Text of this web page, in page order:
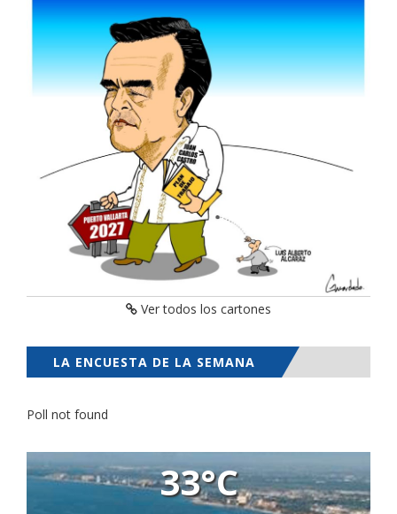
Ver todos los cartones
LA ENCUESTA DE LA SEMANA
Poll not found
33°C